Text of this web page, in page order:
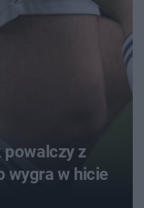
powalczy z
wygra w hicie